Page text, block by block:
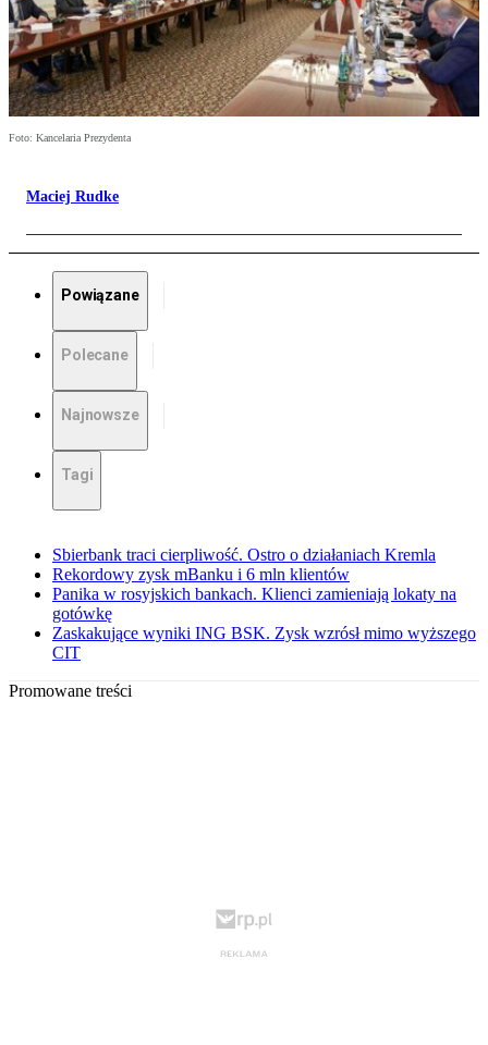
Foto: Kancelaria Prezydenta
Maciej Rudke
Powiązane
Polecane
Najnowsze
Tagi
Sbierbank traci cierpliwość. Ostro o działaniach Kremla
Rekordowy zysk mBanku i 6 mln klientów
Panika w rosyjskich bankach. Klienci zamieniają lokaty na
gotówkę
Zaskakujące wyniki ING BSK. Zysk wzrósł mimo wyższego
CIT
Promowane treści